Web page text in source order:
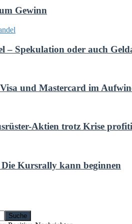
Gewinn
– Spekulation oder auch
und Mastercard im
Aktien trotz Krise
Kursrally kann beginnen